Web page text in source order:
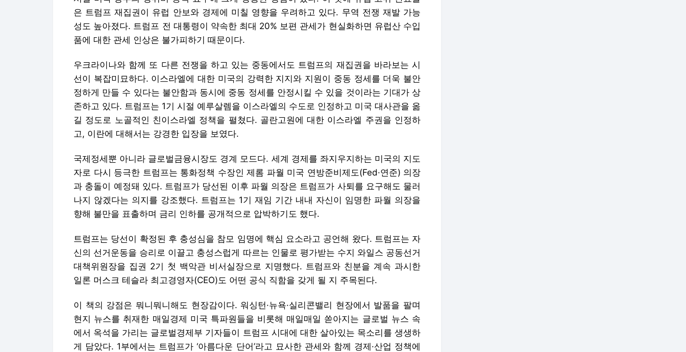
은 트럼프 재집권이 유럽 안보와 경제에 미칠 영향을 우려하고 있다. 무역 전쟁 재발 가능
성도 높아졌다. 트럼프 전 대통령이 약속한 최대 20% 보편 관세가 현실화하면 유럽산 수입
품에 대한 관세 인상은 불가피하기 때문이다.
우크라이나와 함께 또 다른 전쟁을 하고 있는 중동에서도 트럼프의 재집권을 바라보는 시
선이 복잡미묘하다. 이스라엘에 대한 미국의 강력한 지지와 지원이 중동 정세를 더욱 불안
정하게 만들 수 있다는 불안함과 동시에 중동 정세를 안정시킬 수 있을 것이라는 기대가 상
존하고 있다. 트럼프는 1기 시절 예루살렘을 이스라엘의 수도로 인정하고 미국 대사관을 옮
길 정도로 노골적인 친이스라엘 정책을 펼쳤다. 골란고원에 대한 이스라엘 주권을 인정하
고, 이란에 대해서는 강경한 입장을 보였다.
국제정세뿐 아니라 글로벌금융시장도 경계 모드다. 세계 경제를 좌지우지하는 미국의 지도
자로 다시 등극한 트럼프는 통화정책 수장인 제롬 파월 미국 연방준비제도(Fed·연준) 의장
과 충돌이 예정돼 있다. 트럼프가 당선된 이후 파월 의장은 트럼프가 사퇴를 요구해도 물러
나지 않겠다는 의지를 강조했다. 트럼프는 1기 재임 기간 내내 자신이 임명한 파월 의장을
향해 불만을 표출하며 금리 인하를 공개적으로 압박하기도 했다.
트럼프는 당선이 확정된 후 충성심을 참모 임명에 핵심 요소라고 공언해 왔다. 트럼프는 자
신의 선거운동을 승리로 이끌고 충성스럽게 따르는 인물로 평가받는 수지 와일스 공동선거
대책위원장을 집권 2기 첫 백악관 비서실장으로 지명했다. 트럼프와 친분을 계속 과시한
일론 머스크 테슬라 최고경영자(CEO)도 어떤 공식 직함을 갖게 될 지 주목된다.
이 책의 강점은 뭐니뭐니해도 현장감이다. 워싱턴·뉴욕·실리콘밸리 현장에서 발품을 팔며
현지 뉴스를 취재한 매일경제 미국 특파원들을 비롯해 매일매일 쏟아지는 글로벌 뉴스 속
에서 옥석을 가리는 글로벌경제부 기자들이 트럼프 시대에 대한 살아있는 목소리를 생생하
게 담았다. 1부에서는 트럼프가 ‘아름다운 단어’라고 묘사한 관세와 함께 경제·산업 정책에